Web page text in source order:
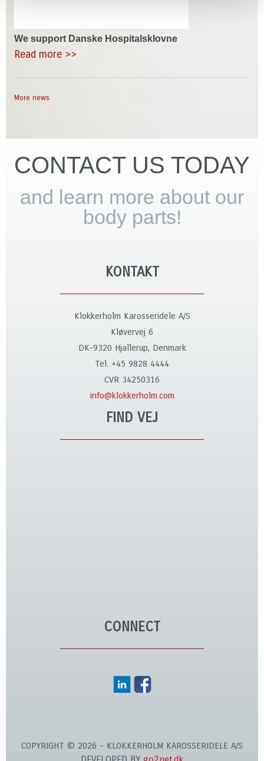
We support Danske Hospitalsklovne
Read more >>
More news
CONTACT US TODAY
and learn more about our
body parts!
KONTAKT
Klokkerholm Karosseridele A/S
Kløvervej 6
DK-9320 Hjallerup, Denmark
Tel. +45 9828 4444
CVR 34250316
info@klokkerholm.com
FIND VEJ
CONNECT
COPYRIGHT © 2026 - KLOKKERHOLM KAROSSERIDELE A/S